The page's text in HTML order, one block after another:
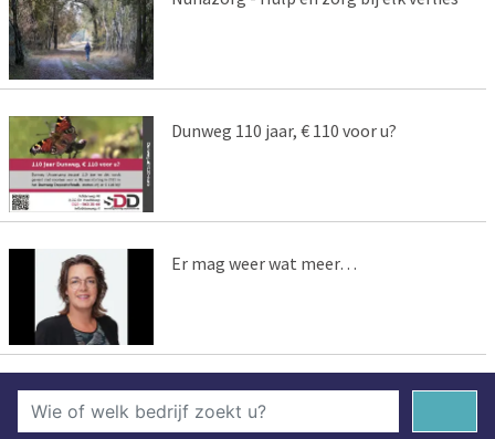
Dunweg 110 jaar, € 110 voor u?
Er mag weer wat meer…